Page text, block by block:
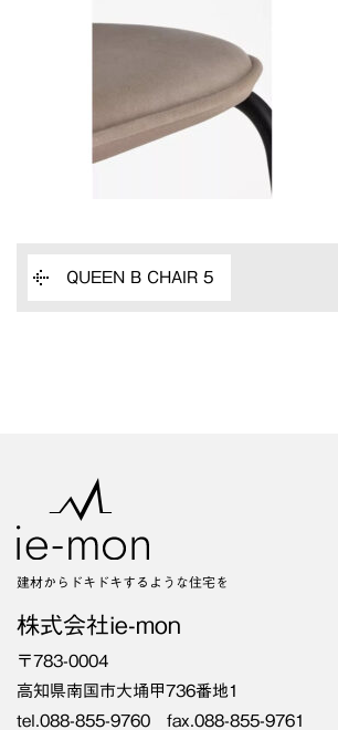
QUEEN B CHAIR 5
建材からドキドキするような住宅を
株式会社ie-mon
〒783-0004
高知県南国市大埇甲736番地1
tel.088-855-9760 fax.088-855-9761